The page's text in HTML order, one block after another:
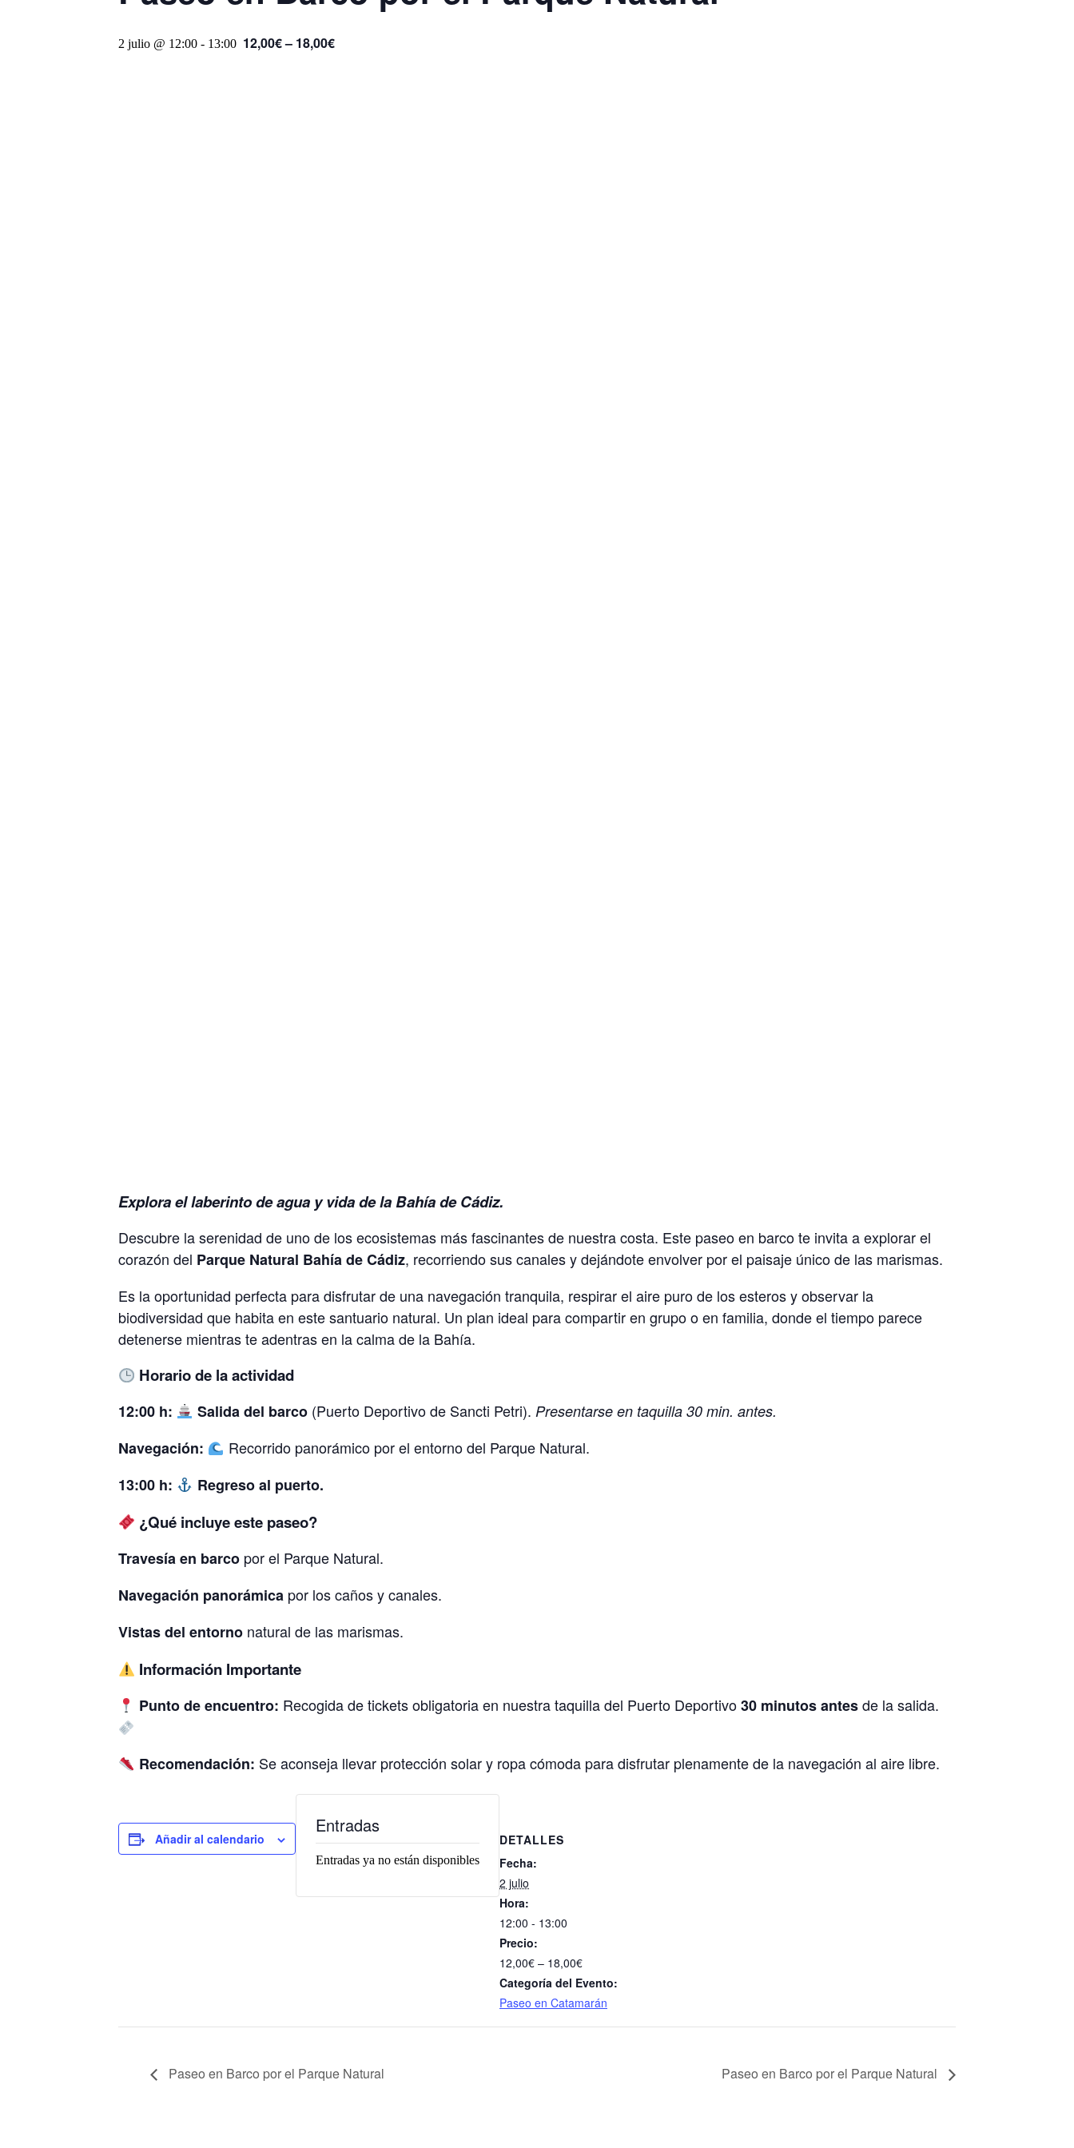
2 julio @ 12:00 - 13:00 12,00€ – 18,00€
Explora el laberinto de agua y vida de la Bahía de Cádiz.
Descubre la serenidad de uno de los ecosistemas más fascinantes de nuestra costa. Este paseo en barco te invita a explorar el
corazón del Parque Natural Bahía de Cádiz, recorriendo sus canales y dejándote envolver por el paisaje único de las marismas.
Es la oportunidad perfecta para disfrutar de una navegación tranquila, respirar el aire puro de los esteros y observar la
biodiversidad que habita en este santuario natural. Un plan ideal para compartir en grupo o en familia, donde el tiempo parece
detenerse mientras te adentras en la calma de la Bahía.
Horario de la actividad
12:00 h: Salida del barco(Puerto Deportivo de Sancti Petri). Presentarse en taquilla 30 min. antes.
Navegación:
Recorrido panorámico por el entorno del Parque Natural.
13:00 h:
Regreso al puerto.
¿Qué incluye este paseo?
Travesía en barco por el Parque Natural.
Navegación panorámica por los caños y canales.
Vistas del entorno natural de las marismas.
Información Importante
Punto de encuentro: Recogida de tickets obligatoria en nuestra taquilla del Puerto Deportivo30 minutos antesde la salida.
Recomendación: Se aconseja llevar protección solar y ropa cómoda para disfrutar plenamente de la navegación al aire libre.
Añadir al calendario
DETALLES
Fecha:
2 julio
Hora:
12:00 - 13:00
Precio:
12,00€ – 18,00€
Categoría del Evento:
Paseo en Catamarán
Entradas
Entradas ya no están disponibles
Paseo en Barco por el Parque Natural Paseo en Barco por el Parque Natural